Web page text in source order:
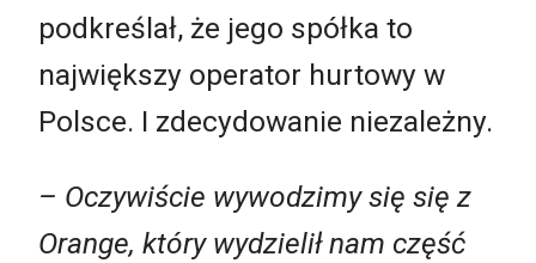
podkreślał, że jego spółka to
największy operator hurtowy w
Polsce. I zdecydowanie niezależny.
– Oczywiście wywodzimy się się z
Orange, który wydzielił nam część